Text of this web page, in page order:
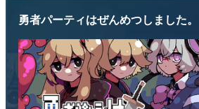
勇者パーティはぜんめつしました。